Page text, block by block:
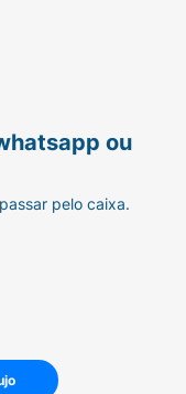
ou
pelo caixa.